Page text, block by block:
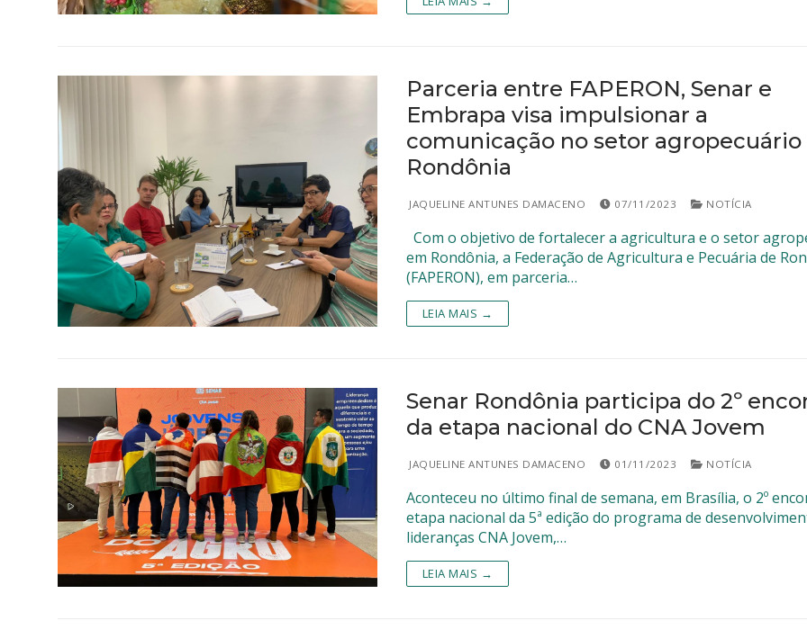
Parceria entre FAPERON, Senar e
Embrapa visa impulsionar a
comunicação no setor agropecuário
Rondônia
JAQUELINE ANTUNES DAMACENO 07/11/2023 NOTÍCIA
Com o objetivo de fortalecer a agricultura e o setor
em Rondônia, a Federação de Agricultura e Pecuária de
(FAPERON), em parceria…
LEIA MAIS →
Senar Rondônia participa do 2º
da etapa nacional do CNA Jovem
JAQUELINE ANTUNES DAMACENO 01/11/2023 NOTÍCIA
Aconteceu no último final de semana, em Brasília, o 2º
etapa nacional da 5ª edição do programa de
lideranças CNA Jovem,…
LEIA MAIS →